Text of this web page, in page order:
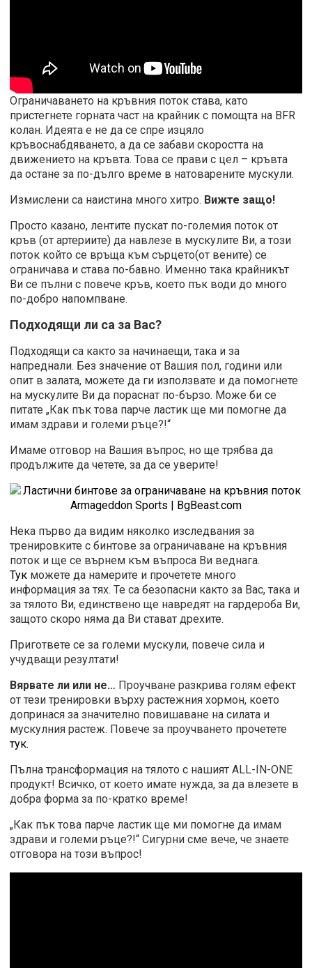
Ограничаването на кръвния поток става, като
пристегнете горната част на крайник с помощта на BFR
колан. Идеята е не да се спре изцяло
кръвоснабдяването, а да се забави скоростта на
движението на кръвта. Това се прави с цел – кръвта
да остане за по-дълго време в натоварените мускули.
Измислени са наистина много хитро. Вижте защо!
Просто казано, лентите пускат по-големия поток от
кръв (от артериите) да навлезе в мускулите Ви, а този
поток който се връща към сърцето(от вените) се
ограничава и става по-бавно. Именно така крайникът
Ви се пълни с повече кръв, което пък води до много
по-добро напомпване.
Подходящи ли са за Вас?
Подходящи са както за начинаещи, така и за
напреднали. Без значение от Вашия пол, години или
опит в залата, можете да ги използвате и да помогнете
на мускулите Ви да пораснат по-бързо. Може би се
питате „Как пък това парче ластик ще ми помогне да
имам здрави и големи ръце?!“
Имаме отговор на Вашия въпрос, но ще трябва да
продължите да четете, за да се уверите!
Нека първо да видим няколко изследвания за
тренировките с бинтове за ограничаване на кръвния
поток и ще се върнем към въпроса Ви веднага.
Тук можете да намерите и прочетете много
информация за тях. Те са безопасни както за Вас, така и
за тялото Ви, единствено ще навредят на гардероба Ви,
защото скоро няма да Ви стават дрехите.
Пригответе се за големи мускули, повече сила и
учудващи резултати!
Вярвате ли или не… Проучване разкрива голям ефект
от тези тренировки върху растежния хормон, което
допринася за значително повишаване на силата и
мускулния растеж. Повече за проучването прочетете
тук.
Пълна трансформация на тялото с нашият ALL-IN-ONE
продукт! Всичко, от което имате нужда, за да влезете в
добра форма за по-кратко време!
„Как пък това парче ластик ще ми помогне да имам
здрави и големи ръце?!“ Сигурни сме вече, че знаете
отговора на този въпрос!